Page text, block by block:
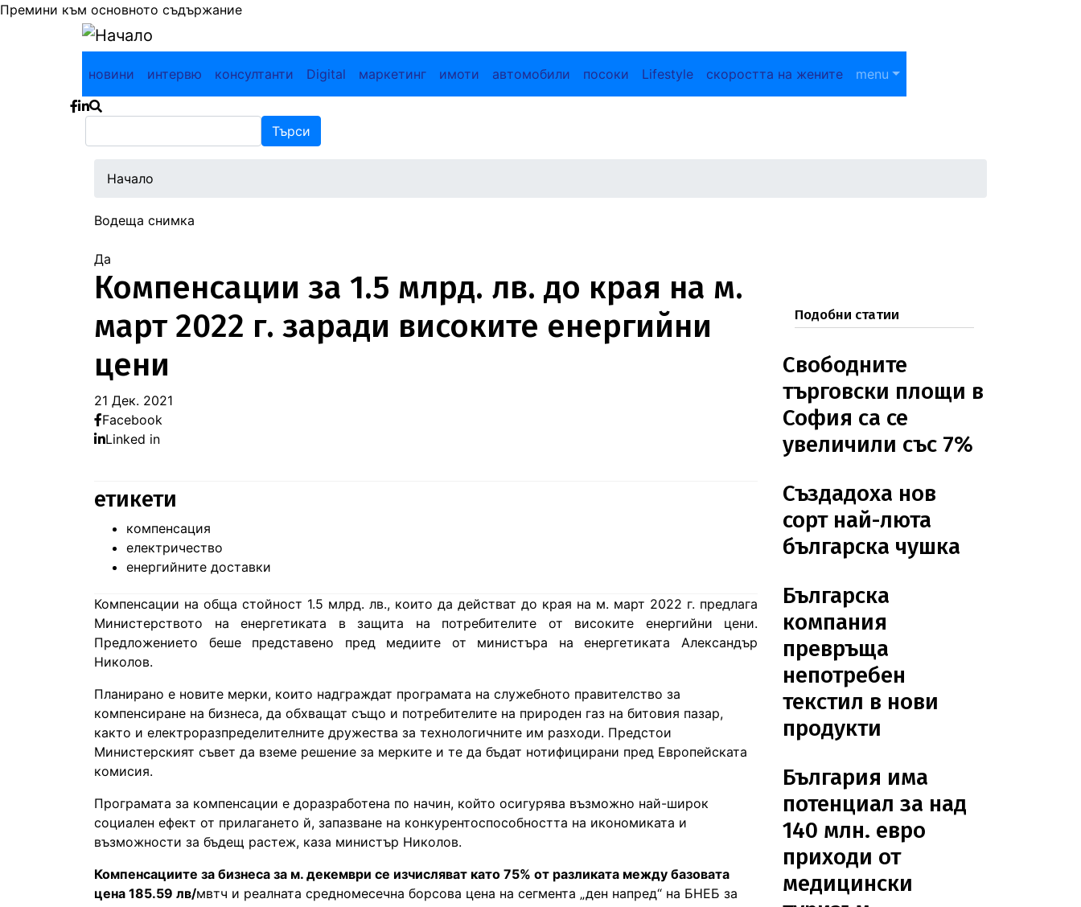
Премини към основното съдържание
Main navigation
новини интервю консултанти Digital маркетинг имоти автомобили посоки Lifestyle скоростта на жените menu
Търси
Начало
Водеща снимка
Да
Компенсации за 1.5 млрд. лв. до края на м.
март 2022 г. заради високите енергийни
цени
21 Дек. 2021
Facebook
Linked in
етикети
компенсация
електричество
енергийните доставки
Компенсации на обща стойност 1.5 млрд. лв., които да действат до края на м. март 2022 г. предлага
Министерството на енергетиката в защита на потребителите от високите енергийни цени.
Предложението беше представено пред медиите от министъра на енергетиката Александър
Николов.
Планирано е новите мерки, които надграждат програмата на служебното правителство за
компенсиране на бизнеса, да обхващат също и потребителите на природен газ на битовия пазар,
както и електроразпределителните дружества за технологичните им разходи. Предстои
Министерският съвет да вземе решение за мерките и те да бъдат нотифицирани пред Европейската
комисия.
Програмата за компенсации е доразработена по начин, който осигурява възможно най-широк
социален ефект от прилагането й, запазване на конкурентоспособността на икономиката и
възможности за бъдещ растеж, каза министър Николов.
Компенсациите за бизнеса за м. декември се изчисляват като 75% от разликата между базовата
цена 185.59 лв/мвтч и реалната средномесечна борсова цена на сегмента „ден напред“ на БНЕБ за
Подобни статии
Свободните
търговски площи в
София са се
увеличили със 7%
Създадоха нов
сорт най-люта
българска чушка
Българска
компания
превръща
непотребен
текстил в нови
продукти
България има
потенциал за над
140 млн. евро
приходи от
медицински